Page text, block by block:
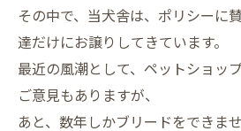
その中で、当犬舎は、ポリシーに
達だけにお譲りしてきています。
最近の風潮として、ペットショッ
ご意見もありますが、
あと、数年しかブリードをできま